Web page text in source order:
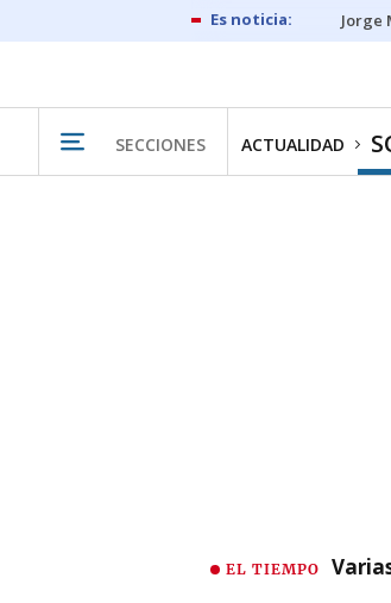
Jorge
SECCIONES ACTUALIDAD
EL TIEMPO